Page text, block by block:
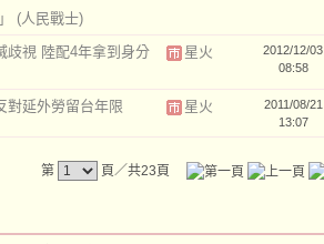
(人民戰士)
歧視 陸配4年拿到身分
星火
2012/12/03
08:58
對延外勞留台年限 星火
2011/08/21
13:07
第 頁／共23頁